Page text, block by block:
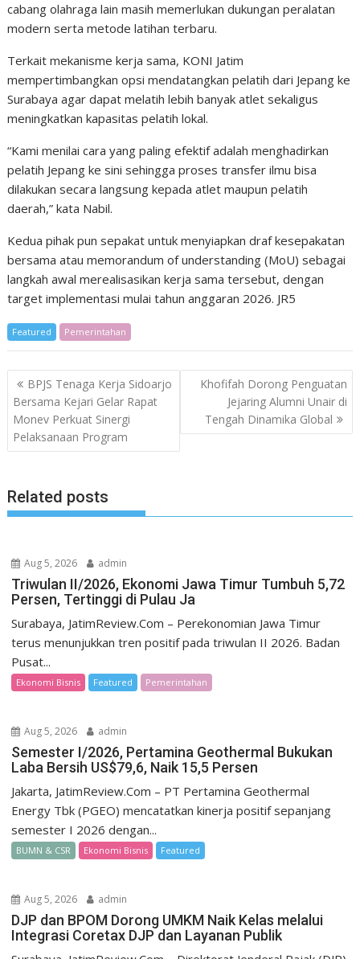
cabang olahraga lain masih memerlukan dukungan peralatan
modern serta metode latihan terbaru.
Terkait mekanisme kerja sama, KONI Jatim
mempertimbangkan opsi mendatangkan pelatih dari Jepang ke
Surabaya agar dapat melatih lebih banyak atlet sekaligus
meningkatkan kapasitas pelatih lokal.
“Kami menilai cara yang paling efektif adalah menghadirkan
pelatih Jepang ke sini sehingga proses transfer ilmu bisa
dilakukan secara langsung kepada atlet maupun pelatih
daerah,” kata Nabil.
Kedua pihak pun sepakat untuk menyiapkan draf kesepakatan
bersama atau memorandum of understanding (MoU) sebagai
langkah awal merealisasikan kerja sama tersebut, dengan
target implementasi mulai tahun anggaran 2026. JR5
Featured Pemerintahan
Post
navigation
BPJS Tenaga Kerja Sidoarjo
Bersama Kejari Gelar Rapat
Monev Perkuat Sinergi
Pelaksanaan Program
Khofifah Dorong Penguatan
Jejaring Alumni Unair di
Tengah Dinamika Global
Related posts
Aug 5, 2026 admin
Triwulan II/2026, Ekonomi Jawa Timur Tumbuh 5,72
Persen, Tertinggi di Pulau Ja
Surabaya, JatimReview.Com – Perekonomian Jawa Timur
terus menunjukkan tren positif pada triwulan II 2026. Badan
Pusat...
Ekonomi Bisnis Featured Pemerintahan
Aug 5, 2026 admin
Semester I/2026, Pertamina Geothermal Bukukan
Laba Bersih US$79,6, Naik 15,5 Persen
Jakarta, JatimReview.Com – PT Pertamina Geothermal
Energy Tbk (PGEO) mencatatkan kinerja positif sepanjang
semester I 2026 dengan...
BUMN & CSR Ekonomi Bisnis Featured
Aug 5, 2026 admin
DJP dan BPOM Dorong UMKM Naik Kelas melalui
Integrasi Coretax DJP dan Layanan Publik